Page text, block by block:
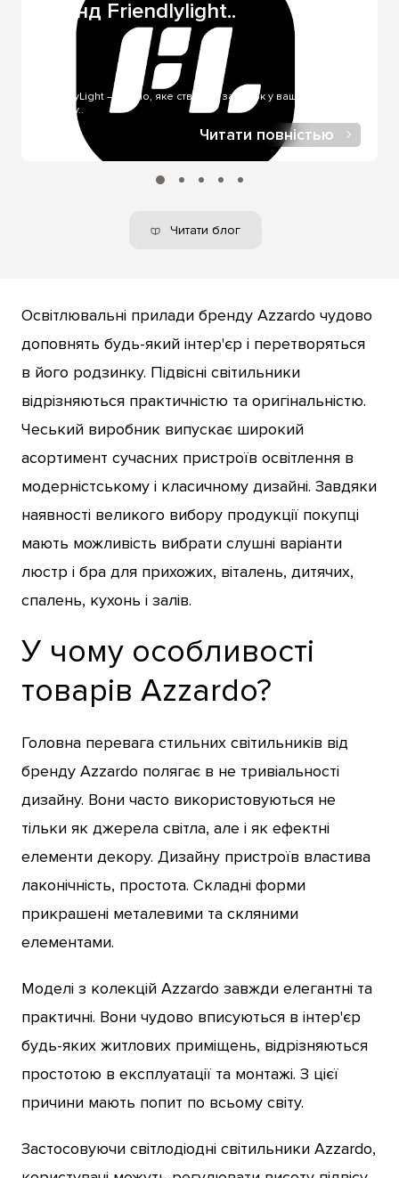
нашого шоуруму. Післяплата - найчастіше
використовується за отримання через служби
доставлення. Оплата онлайн через LiqPay - за онлайн-
купівлі, у нашому інтернет-магазині.
Бренд Friendlylight..
FriendlyLight — світло, яке створює затишок у вашому
будинку..
Читати повністью
Читати блог
Освітлювальні прилади бренду Azzardo чудово
доповнять будь-який інтер'єр і перетворяться
в його родзинку. Підвісні світильники
відрізняються практичністю та оригінальністю.
Чеський виробник випускає широкий
асортимент сучасних пристроїв освітлення в
модерністському і класичному дизайні. Завдяки
наявності великого вибору продукції покупці
мають можливість вибрати слушні варіанти
люстр і бра для прихожих, віталень, дитячих,
спалень, кухонь і залів.
У чому особливості
товарів Azzardo?
Головна перевага стильних світильників від
бренду Azzardo полягає в не тривіальності
дизайну. Вони часто використовуються не
тільки як джерела світла, але і як ефектні
елементи декору. Дизайну пристроїв властива
лаконічність, простота. Складні форми
прикрашені металевими та скляними
елементами.
Моделі з колекцій Azzardo завжди елегантні та
практичні. Вони чудово вписуються в інтер'єр
будь-яких житлових приміщень, відрізняються
простотою в експлуатації та монтажі. З цієї
причини мають попит по всьому світу.
Застосовуючи світлодіодні світильники Azzardo,